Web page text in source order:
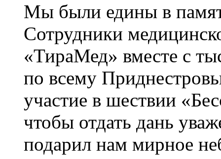
Мы были едины в
Сотрудники
«ТираМед» вместе с
по всему
участие в шествии
чтобы отдать дань
подарил нам мирное